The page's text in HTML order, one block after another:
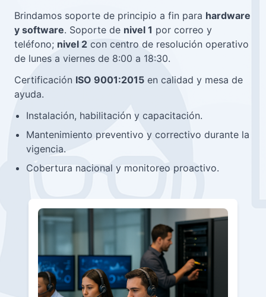
Brindamos soporte de principio a fin para hardware
y software. Soporte de nivel 1 por correo y
teléfono; nivel 2 con centro de resolución operativo
de lunes a viernes de 8:00 a 18:30.
Certificación ISO 9001:2015 en calidad y mesa de
ayuda.
Instalación, habilitación y capacitación.
Mantenimiento preventivo y correctivo durante la
vigencia.
Cobertura nacional y monitoreo proactivo.